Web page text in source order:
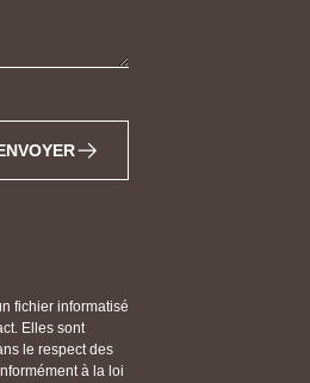
fichier informatisé
Elles sont
le respect des
à la loi